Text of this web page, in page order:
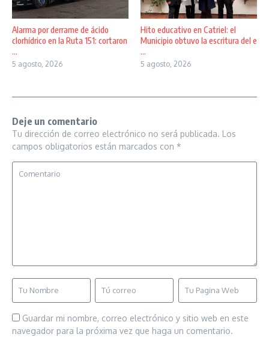
Alarma por derrame de ácido
clorhídrico en la Ruta 151: cortaron
...
5 agosto, 2026
Hito educativo en Catriel: el
Municipio obtuvo la escritura del e
...
5 agosto, 2026
Deje un comentario
Tu dirección de correo electrónico no será publicada. Los
campos obligatorios están marcados con *
Guardar mi nombre, correo electrónico y sitio web en este
navegador para la próxima vez que haga un comentario.